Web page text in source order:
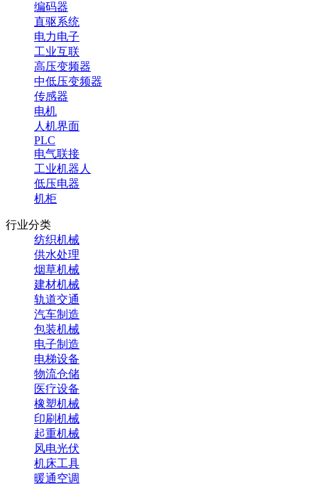
编码器
直驱系统
电力电子
工业互联
高压变频器
中低压变频器
传感器
电机
人机界面
PLC
电气联接
工业机器人
低压电器
机柜
行业分类
纺织机械
供水处理
烟草机械
建材机械
轨道交通
汽车制造
包装机械
电子制造
电梯设备
物流仓储
医疗设备
橡塑机械
印刷机械
起重机械
风电光伏
机床工具
暖通空调